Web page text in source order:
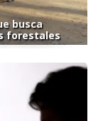
busca
forestales